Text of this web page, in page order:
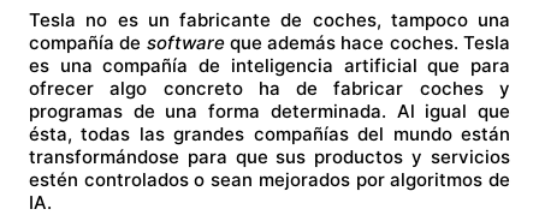
Tesla no es un fabricante de coches, tampoco una
compañía de softwareque además hace coches. Tesla
es una compañía de inteligencia artificial que para
ofrecer algo concreto ha de fabricar coches y
programas de una forma determinada. Al igual que
ésta, todas las grandes compañías del mundo están
transformándose para que sus productos y servicios
estén controlados o sean mejorados por algoritmos de
IA.